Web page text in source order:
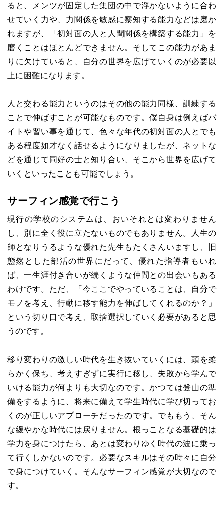
ると、メンツが固定した集団の中で浮かないように合わ
せていく力や、力関係を敏感に察知する能力などは磨か
れますが、「初対面の人と人間関係を構築する能力」を
磨くことはほとんどできません。そしてこの能力があま
りに欠けていると、自分の世界を広げていくのが必要以
上に困難になります。
人と交わる能力というのはその他の能力同様、訓練する
ことで伸ばすことが可能なものです。僕自身は例えばバ
イトや習い事を通じて、色々な年代の初対面の人とでも
ある程度如才なく話せるようになりましたが、ネットな
どを通じて同好の士と知り合い、そこから世界を広げて
いくといったことも可能でしょう。
サーフィン感覚で行こう
現行の学校のシステムは、おいそれとは変わりません
し、別に全く役に立たないものでもありません。人生の
師となりうるような優れた先生もたくさんいますし、旧
態然とした部活の世界にだって、優れた指導者もいれ
ば、一生涯付き合いが続くような仲間との出会いもある
わけです。ただ、「今ここでやっていることは、自分で
モノを考え、行動に移す能力を伸ばしてくれるのか？」
という切り口で考え、取捨選択していく必要があると思
うのです。
移り変わりの激しい時代を生き抜いていくには、頭を柔
らかく保ち、考えすぎずに実行に移し、失敗から学んで
いける能力が何よりも大切なのです。かつては登山の準
備をするように、将来に備えて学生時代に学び切ってお
くのが正しいアプローチだったのです。でももう、そん
な緩やかな時代には戻りません。根っことなる基礎的は
学力を身につけたら、あとは変わりゆく時代の波に乗っ
て行くしかないのです。必要なスキルはその時々に自分
で身につけていく。そんなサーフィン感覚が大切なので
す。